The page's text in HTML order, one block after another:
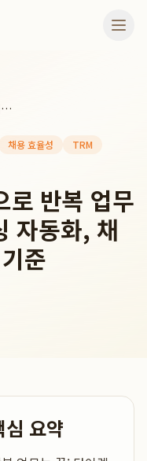
그리팅(Greeting)으로 반복 업무는 끝: 다이렉트 소싱 자동화, 채용 효율성의 새로운 기준
채용 효율성
TRM
반복 업무
자동화, 채
준
요약